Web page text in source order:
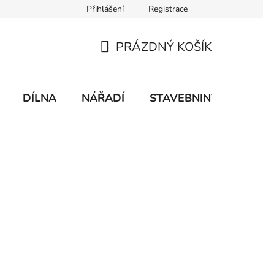
Doprava a platbaPřihlášení Registrace
KOŠÍK
PRÁZDNÝ KOŠÍK
DÍLNA NÁŘADÍ STAVEBNINY